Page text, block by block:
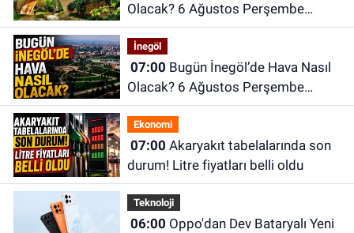
Olacak? 6 Ağustos Perşembe
Bursa Hava Durumu
İnegöl
07:00
Olacak? 6 Ağustos Perşembe
İnegöl Hava Durumu
Ekonomi
07:00
durum! Litre fiyatları belli oldu
Teknoloji
06:00